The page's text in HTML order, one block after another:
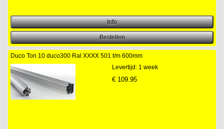
Duco Ton 10 duco300 Ral XXXX 501 t/m 600mm
Levertijd: 1 week
€ 109.95